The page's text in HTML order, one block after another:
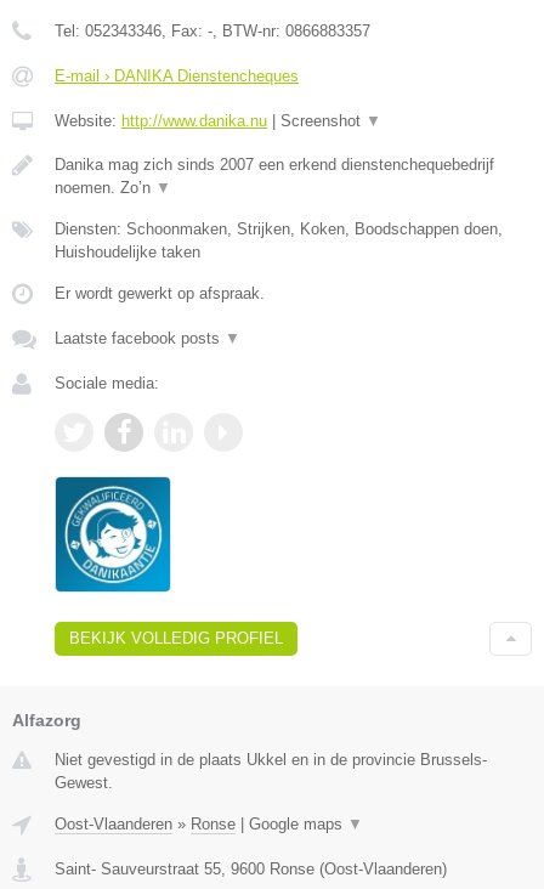
Tel: 052343346 , Fax: - , BTW-nr: 0866883357
E-mail › DANIKA Dienstencheques
Website: http://www.danika.nu | Screenshot ▼
Danika mag zich sinds 2007 een erkend dienstenchequebedrijf
noemen. Zo’n ▼
Diensten: Schoonmaken, Strijken, Koken, Boodschappen doen,
Huishoudelijke taken
Er wordt gewerkt op afspraak.
Laatste facebook posts ▼
Sociale media:
BEKIJK VOLLEDIG PROFIEL
Alfazorg
Niet gevestigd in de plaats Ukkel en in de provincie Brussels-
Gewest.
Oost-Vlaanderen » Ronse | Google maps ▼
Saint- Sauveurstraat 55 9600 Ronse (Oost-Vlaanderen)